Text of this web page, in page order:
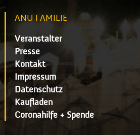
ANU FAMILIE
Veranstalter
Presse
Kontakt
Impressum
Datenschutz
Kaufladen
Coronahilfe + Spende